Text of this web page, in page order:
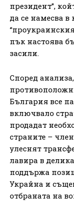
президент”,
да се намесва
пък настоява
засили.
Според
България все
включвало
продадат
страните –
улеснят
лавира в
поддържа
Украйна и
отбраната на